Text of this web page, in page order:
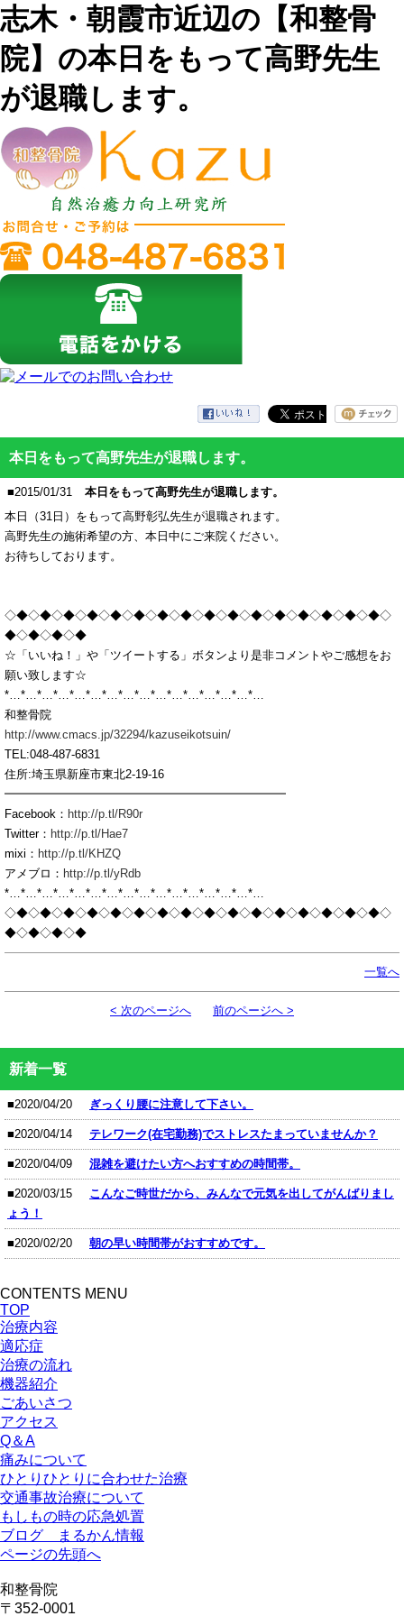
志木・朝霞市近辺の【和整骨
院】の本日をもって高野先生
が退職します。
本日をもって高野先生が退職します。
■2015/01/31
本日をもって高野先生が退職します。
本日（31日）をもって高野彰弘先生が退職されます。
高野先生の施術希望の方、本日中にご来院ください。
お待ちしております。
◇◆◇◆◇◆◇◆◇◆◇◆◇◆◇◆◇◆◇◆◇◆◇◆◇◆◇◆◇◆◇◆◇
◆◇◆◇◆◇◆
☆「いいね！」や「ツイートする」ボタンより是非コメントやご感想をお
願い致します☆
*…*…*…*…*…*…*…*…*…*…*…*…*…*…*…*…
和整骨院
http://www.cmacs.jp/32294/kazuseikotsuin/
TEL:048-487-6831
住所:埼玉県新座市東北2-19-16
━━━━━━━━━━━━━━━━━━━━━━━━
Facebook： http://p.tl/R90r
Twitter： http://p.tl/Hae7
mixi： http://p.tl/KHZQ
アメブロ： http://p.tl/yRdb
*…*…*…*…*…*…*…*…*…*…*…*…*…*…*…*…
◇◆◇◆◇◆◇◆◇◆◇◆◇◆◇◆◇◆◇◆◇◆◇◆◇◆◇◆◇◆◇◆◇
◆◇◆◇◆◇◆
一覧へ
< 次のページへ 前のページへ >
新着一覧
■2020/04/20 ぎっくり腰に注意して下さい。
■2020/04/14 テレワーク(在宅勤務)でストレスたまっていませんか？
■2020/04/09 混雑を避けたい方へおすすめの時間帯。
■2020/03/15
こんなご時世だから、みんなで元気を出してがんばりまし
ょう！
■2020/02/20 朝の早い時間帯がおすすめです。
CONTENTS MENU
TOP
治療内容
適応症
治療の流れ
機器紹介
ごあいさつ
アクセス
Q＆A
痛みについて
ひとりひとりに合わせた治療
交通事故治療について
もしもの時の応急処置
ブログ まるかん情報
ページの先頭へ
和整骨院
〒352‐0001